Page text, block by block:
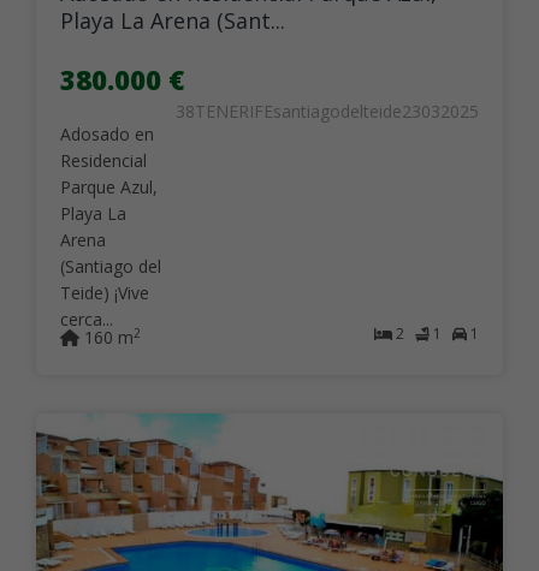
Playa La Arena (Sant...
380.000 €
38TENERIFEsantiagodelteide23032025
Adosado en
Residencial
Parque Azul,
Playa La
Arena
(Santiago del
Teide) ¡Vive
cerca...
2 1 1
160 m2